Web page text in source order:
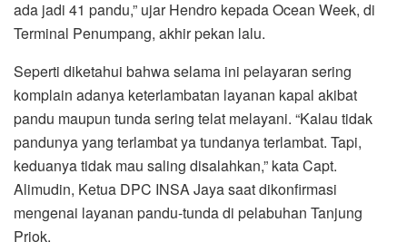
ada jadi 41 pandu,” ujar Hendro kepada Ocean Week, di
Terminal Penumpang, akhir pekan lalu.
Seperti diketahui bahwa selama ini pelayaran sering
komplain adanya keterlambatan layanan kapal akibat
pandu maupun tunda sering telat melayani. “Kalau tidak
pandunya yang terlambat ya tundanya terlambat. Tapi,
keduanya tidak mau saling disalahkan,” kata Capt.
Alimudin, Ketua DPC INSA Jaya saat dikonfirmasi
mengenai layanan pandu-tunda di pelabuhan Tanjung
Priok.